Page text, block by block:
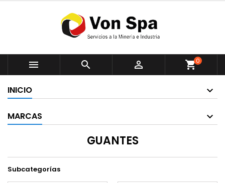
   shopping_cart0
INICIO
MARCAS
GUANTES
Subcategorías